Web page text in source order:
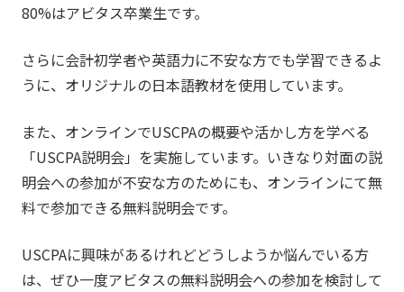
80%はアビタス卒業生です。
さらに会計初学者や英語力に不安な方でも学習できるよ
うに、オリジナルの日本語教材を使用しています。
また、オンラインでUSCPAの概要や活かし方を学べる
「USCPA説明会」を実施しています。いきなり対面の説
明会への参加が不安な方のためにも、オンラインにて無
料で参加できる無料説明会です。
USCPAに興味があるけれどどうしようか悩んでいる方
は、ぜひ一度アビタスの無料説明会への参加を検討して